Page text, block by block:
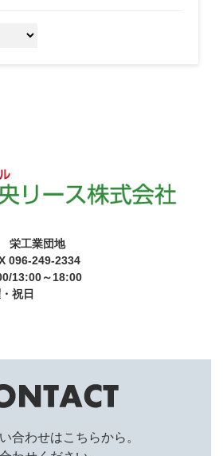
栄工業団地
096-249-2334
13:00～18:00
祝日
合わせはこちらから。